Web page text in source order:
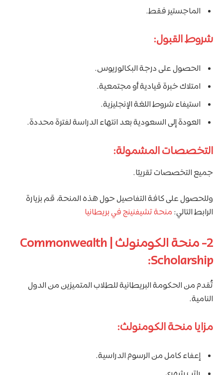
الماجستير فقط.
شروط القبول:
الحصول على درجة البكالوريوس.
امتلاك خبرة قيادية أو مجتمعية.
استيفاء شروط اللغة الإنجليزية.
العودة إلى السعودية بعد انتهاء الدراسة لفترة محددة.
التخصصات المشمولة:
جميع التخصصات تقريبًا.
وللحصول على كافة التفاصيل حول هذه المنحة، قم بزيارة
الرابط التالي: منحة تشيفنينج في بريطانيا
2- منحة الكومنولث | Commonwealth
Scholarship:
تُقدم من الحكومة البريطانية للطلاب المتميزين من الدول
النامية.
مزايا منحة الكومنولث:
إعفاء كامل من الرسوم الدراسية.